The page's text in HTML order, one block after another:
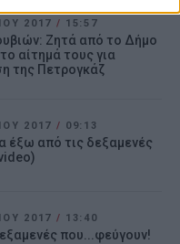
storage
fraud
2017 / 15:57
Ζητά από το Δήμο
αίτημά τους για
της Πετρογκάζ
2017 / 09:13
έξω από τις δεξαμενές
2017 / 13:40
που...φεύγουν!